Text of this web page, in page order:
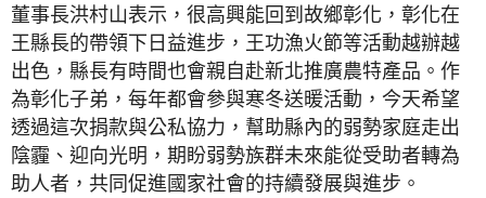
董事長洪村山表示，很高興能回到故鄉彰化，彰化在
王縣長的帶領下日益進步，王功漁火節等活動越辦越
出色，縣長有時間也會親自赴新北推廣農特產品。作
為彰化子弟，每年都會參與寒冬送暖活動，今天希望
透過這次捐款與公私協力，幫助縣內的弱勢家庭走出
陰霾、迎向光明，期盼弱勢族群未來能從受助者轉為
助人者，共同促進國家社會的持續發展與進步。